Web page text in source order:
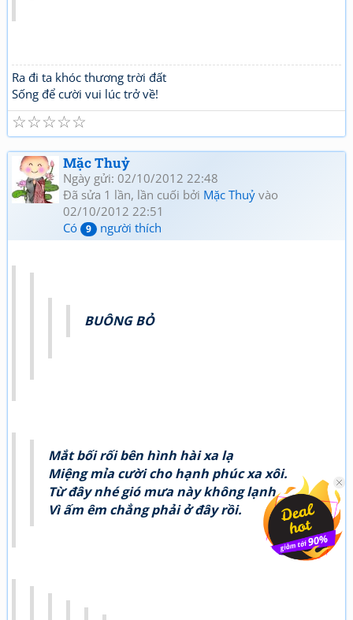
Ra đi ta khóc thương trời đất
Sống để cười vui lúc trở về!
☆
☆
☆
☆
☆
Mặc Thuỷ
Ngày gửi: 02/10/2012 22:48
Đã sửa 1 lần, lần cuối bởi Mặc Thuỷ vào
02/10/2012 22:51
Có
9 người thích
BUÔNG BỎ
Mắt bối rối bên hình hài xa lạ
Miệng mỉa cười cho hạnh phúc xa xôi.
Từ đây nhé gió mưa này không lạnh
Vì ấm êm chẳng phải ở đây rồi.